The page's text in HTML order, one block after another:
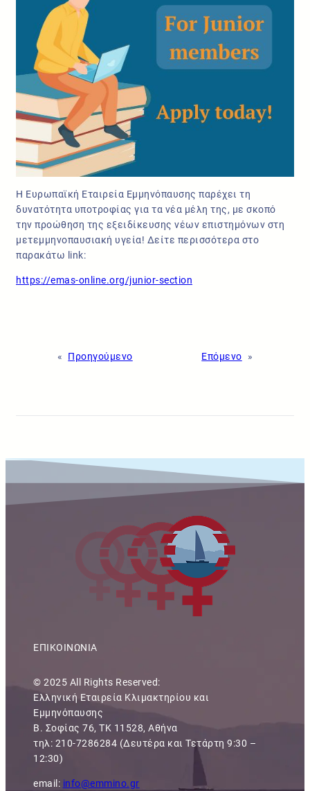
Η Ευρωπαϊκή Εταιρεία Εμμηνόπαυσης παρέχει τη
δυνατότητα υποτροφίας για τα νέα μέλη της, με σκοπό
την προώθηση της εξειδίκευσης νέων επιστημόνων στη
μετεμμηνοπαυσιακή υγεία! Δείτε περισσότερα στο
παρακάτω link:
https://emas-online.org/junior-section
« Προηγούμενο Επόμενο »
ΕΠΙΚΟΙΝΩΝΙΑ
© 2025 All Rights Reserved:
Ελληνική Εταιρεία Κλιμακτηρίου και
Εμμηνόπαυσης
Β. Σοφίας 76, ΤΚ 11528, Αθήνα
τηλ: 210-7286284 (Δευτέρα και Τετάρτη 9:30 –
12:30)
email: info@emmino.gr